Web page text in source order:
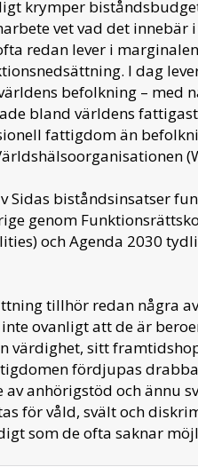
krymper
vet vad det innebär
redan lever i
I dag
befolkning – med
bland världens
fattigdom än
Sidas biståndsinsatser
genom
och Agenda 2030
tillhör redan några
ovanligt att de är
värdighet, sitt
fördjupas
anhörigstöd och ännu
för våld, svält och
som de ofta saknar